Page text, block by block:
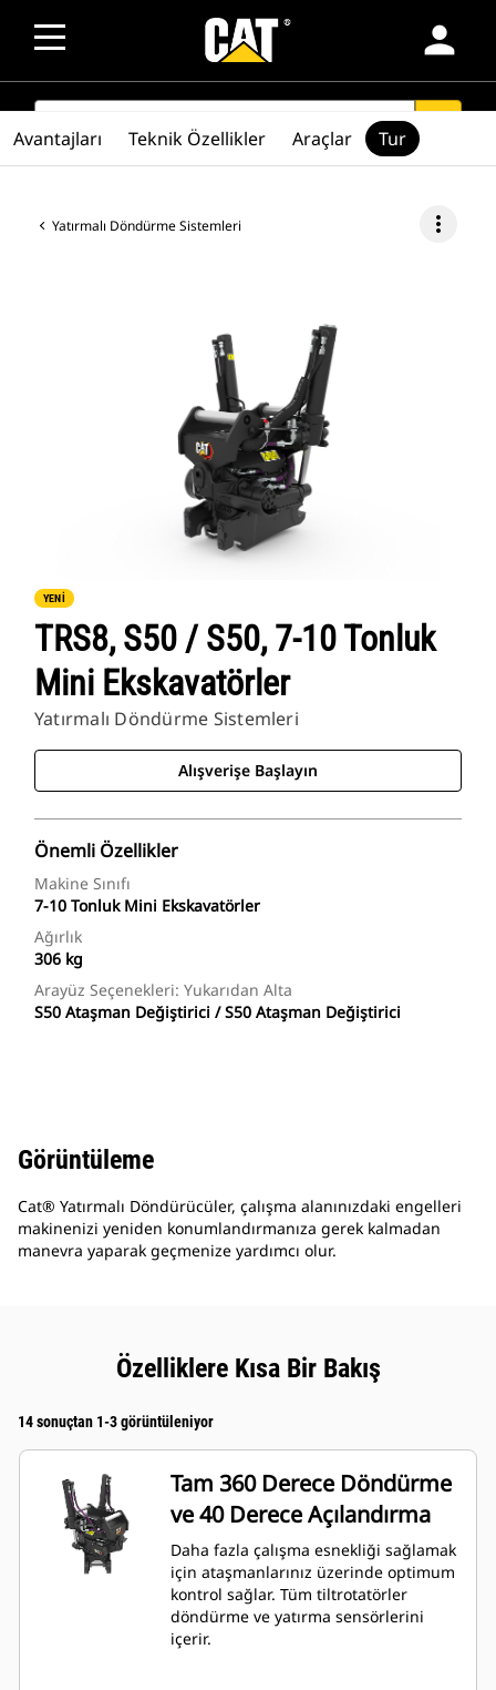
person
SEARCH
Yatırmalı Döndürme Sistemleri more_vert
YENİ
TRS8, S50 / S50, 7-10 Tonluk
Mini Ekskavatörler
Yatırmalı Döndürme Sistemleri
Alışverişe Başlayın
Önemli Özellikler
Makine Sınıfı
7-10 Tonluk Mini Ekskavatörler
Ağırlık
306 kg
Arayüz Seçenekleri: Yukarıdan Alta
S50 Ataşman Değiştirici / S50 Ataşman Değiştirici
Avantajları Teknik Özellikler Araçlar Tur
Görüntüleme
Cat® Yatırmalı Döndürücüler, çalışma alanınızdaki engelleri
makinenizi yeniden konumlandırmanıza gerek kalmadan
manevra yaparak geçmenize yardımcı olur.
Özelliklere Kısa Bir Bakış
14 sonuçtan 1-3 görüntüleniyor
Tam 360 Derece Döndürme
ve 40 Derece Açılandırma
Daha fazla çalışma esnekliği sağlamak
için ataşmanlarınız üzerinde optimum
kontrol sağlar. Tüm tiltrotatörler
döndürme ve yatırma sensörlerini
içerir.